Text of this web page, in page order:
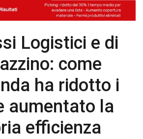
Logistici e di
come
ha ridotto i
aumentato la
efficienza